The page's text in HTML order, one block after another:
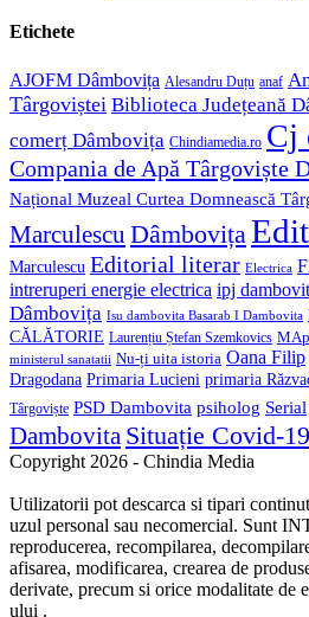
Etichete
AJOFM Dâmbovița Alesandru Duțu anaf
Târgoviștei Biblioteca Județeană
comerț Dâmbovița Chindiamedia.ro Cj
Compania de Apă Târgoviște
Național Muzeal Curtea Domnească
Marculescu Dâmbovița
Marculescu Editorial literar Electrica
intreruperi energie electrica ipj
Dâmbovița Isu dambovita Basarab I Dambovita
CĂLĂTORIE Laurențiu Ștefan Szemkovics
ministerul sanatatii Nu-ți uita istoria Oana Filip
Dragodana Primaria Lucieni primaria
Târgoviște PSD Dambovita psiholog Serial
Dambovita Situație Covid-19
Copyright 2026 - Chindia Media
Utilizatorii pot descarca si tipari
uzul personal sau necomercial. Sunt
reproducerea, recompilarea,
afisarea, modificarea, crearea de
derivate, precum si orice modalitate de
ului .